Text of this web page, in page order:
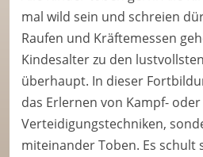
mal wild sein und schreien
Raufen und Kräftemessen
Kindesalter zu den
überhaupt. In dieser
das Erlernen von Kampf- oder
Verteidigungstechniken,
miteinander Toben. Es schult